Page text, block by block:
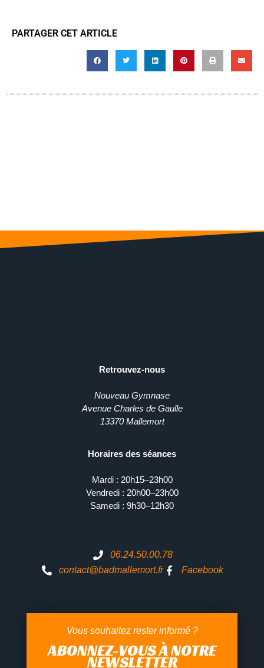
PARTAGER CET ARTICLE
Retrouvez-nous
Nouveau Gymnase
Avenue Charles de Gaulle
13370 Mallemort
Horaires des séances
Mardi : 20h15–23h00
Vendredi : 20h00–23h00
Samedi : 9h30–12h30
06.24.50.00.78
contact@badmallemort.fr
Facebook
Vous souhaitez rester informé ?
ABONNEZ-VOUS À NOTRE
NEWSLETTER